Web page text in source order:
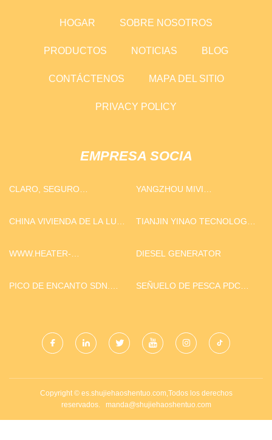
HOGAR SOBRE NOSOTROS
PRODUCTOS NOTICIAS BLOG
CONTÁCTENOS MAPA DEL SITIO
PRIVACY POLICY
EMPRESA SOCIA
CLARO, SEGURO
YANGZHOU MIVI
MANUFACTURING CO., LTD.
CHINA VIVIENDA DE LA LUZ
TIANJIN YINAO TECNOLOGÍA
WWW.HEATER-
DIESEL GENERATOR
PICO DE ENCANTO SDN.
SEÑUELO DE PESCA PDC
Copyright © es.shujiehaoshentuo.com,Todos los derechos
reservados. manda@shujiehaoshentuo.com